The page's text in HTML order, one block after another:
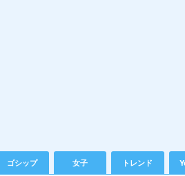
ゴシップ 女子 トレンド